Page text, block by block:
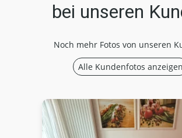
bei unseren
Noch mehr Fotos von unseren
Alle Kundenfotos anzeigen